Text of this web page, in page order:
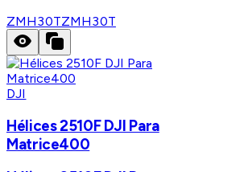
ZMH30TZMH30T
DJI
Hélices 2510F DJI Para
Matrice400